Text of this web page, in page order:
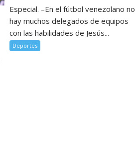
Especial. –En el fútbol venezolano no
hay muchos delegados de equipos
con las habilidades de Jesús...
Deportes